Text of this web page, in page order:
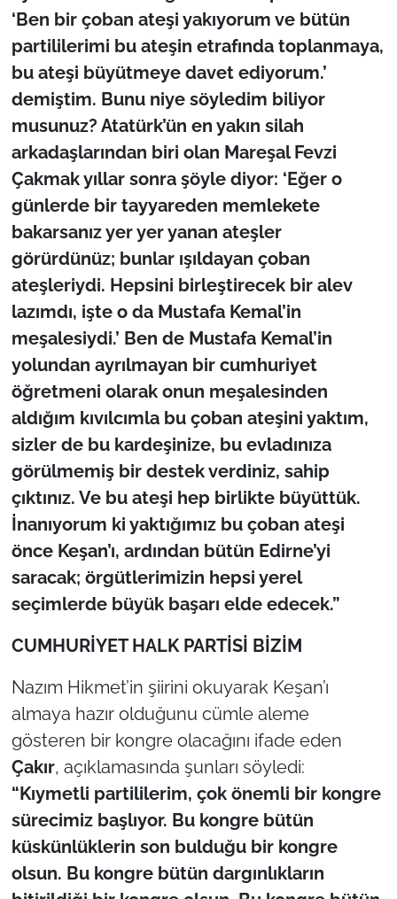
‘Ben bir çoban ateşi yakıyorum ve bütün
partililerimi bu ateşin etrafında toplanmaya,
bu ateşi büyütmeye davet ediyorum.’
demiştim. Bunu niye söyledim biliyor
musunuz? Atatürk’ün en yakın silah
arkadaşlarından biri olan Mareşal Fevzi
Çakmak yıllar sonra şöyle diyor: ‘Eğer o
günlerde bir tayyareden memlekete
bakarsanız yer yer yanan ateşler
görürdünüz; bunlar ışıldayan çoban
ateşleriydi. Hepsini birleştirecek bir alev
lazımdı, işte o da Mustafa Kemal’in
meşalesiydi.’ Ben de Mustafa Kemal’in
yolundan ayrılmayan bir cumhuriyet
öğretmeni olarak onun meşalesinden
aldığım kıvılcımla bu çoban ateşini yaktım,
sizler de bu kardeşinize, bu evladınıza
görülmemiş bir destek verdiniz, sahip
çıktınız. Ve bu ateşi hep birlikte büyüttük.
İnanıyorum ki yaktığımız bu çoban ateşi
önce Keşan’ı, ardından bütün Edirne’yi
saracak; örgütlerimizin hepsi yerel
seçimlerde büyük başarı elde edecek.”
CUMHURİYET HALK PARTİSİ BİZİM
Nazım Hikmet’in şiirini okuyarak Keşan’ı
almaya hazır olduğunu cümle aleme
gösteren bir kongre olacağını ifade eden
Çakır, açıklamasında şunları söyledi:
“Kıymetli partililerim, çok önemli bir kongre
sürecimiz başlıyor. Bu kongre bütün
küskünlüklerin son bulduğu bir kongre
olsun. Bu kongre bütün dargınlıkların